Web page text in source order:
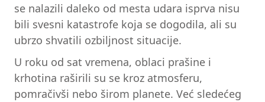
se nalazili daleko od mesta udara isprva nisu
bili svesni katastrofe koja se dogodila, ali su
ubrzo shvatili ozbiljnost situacije.
U roku od sat vremena, oblaci prašine i
krhotina raširili su se kroz atmosferu,
pomračivši nebo širom planete. Već sledećeg